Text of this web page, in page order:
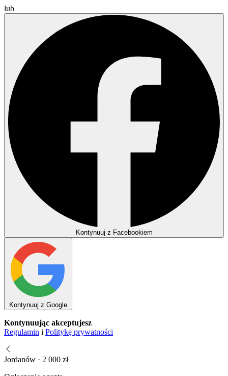
lub
Kontynuuj z Facebookiem
Kontynuuj z Google
Kontynuując akceptujesz
Regulamin i Politykę prywatności
Jordanów · 2 000 zł